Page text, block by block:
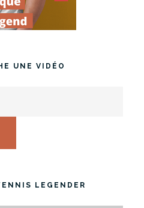
UNE VIDÉO
LEGENDER